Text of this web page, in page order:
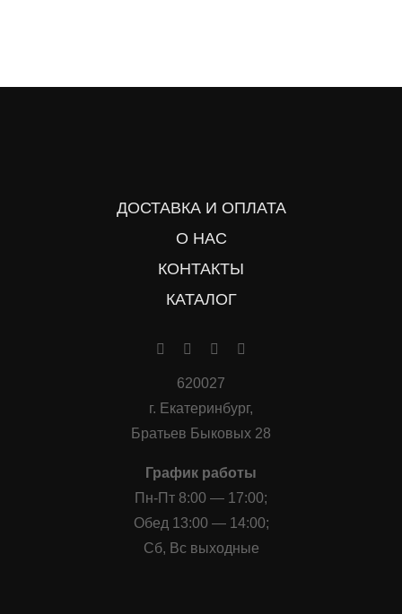
ДОСТАВКА И ОПЛАТА
О НАС
КОНТАКТЫ
КАТАЛОГ
620027
г. Екатеринбург,
Братьев Быковых 28
График работы
Пн-Пт 8:00 — 17:00;
Обед 13:00 — 14:00;
Сб, Вс выходные